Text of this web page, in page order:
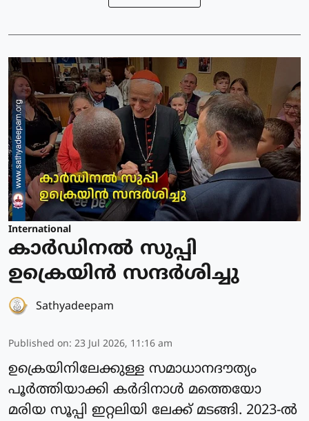
International
കാര്‍ഡിനല്‍ സുപ്പി
ഉക്രെയിന്‍ സന്ദര്‍ശിച്ചു
Sathyadeepam
Published on: 23 Jul 2026, 11:16 am
ഉക്രെയിനിലേക്കുള്ള സമാധാനദൗത്യം
പൂര്‍ത്തിയാക്കി കർദിനാള്‍ മത്തെയോ
മരിയ സൂപ്പി ഇറ്റലിയി ലേക്ക് മടങ്ങി. 2023-ല്‍